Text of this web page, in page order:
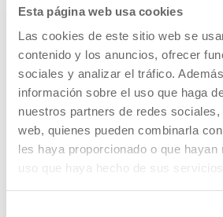
Esta página web usa cookies
Las cookies de este sitio web se
contenido y los anuncios, ofrecer
sociales y analizar el tráfico.
información sobre el uso que haga
nuestros partners de redes
web, quienes pueden combinarla
les haya proporcionado o que hayan
uso que haya hecho de sus servicios.
La solución definitiva para la gestión
Utilities
Sector público
Ferroviario
Telecomunicaciones
Gestión de fallos de red
Configuración de red
Gestión de recursos de red
Gestión de rendimiento de red
Funcionalidades de seguridad
E2E
Gestión multiregión
Mapa geográfico